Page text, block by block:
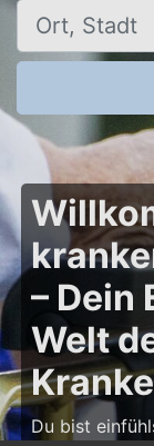
Ort, Stadt
– Dein
Welt
Du bist